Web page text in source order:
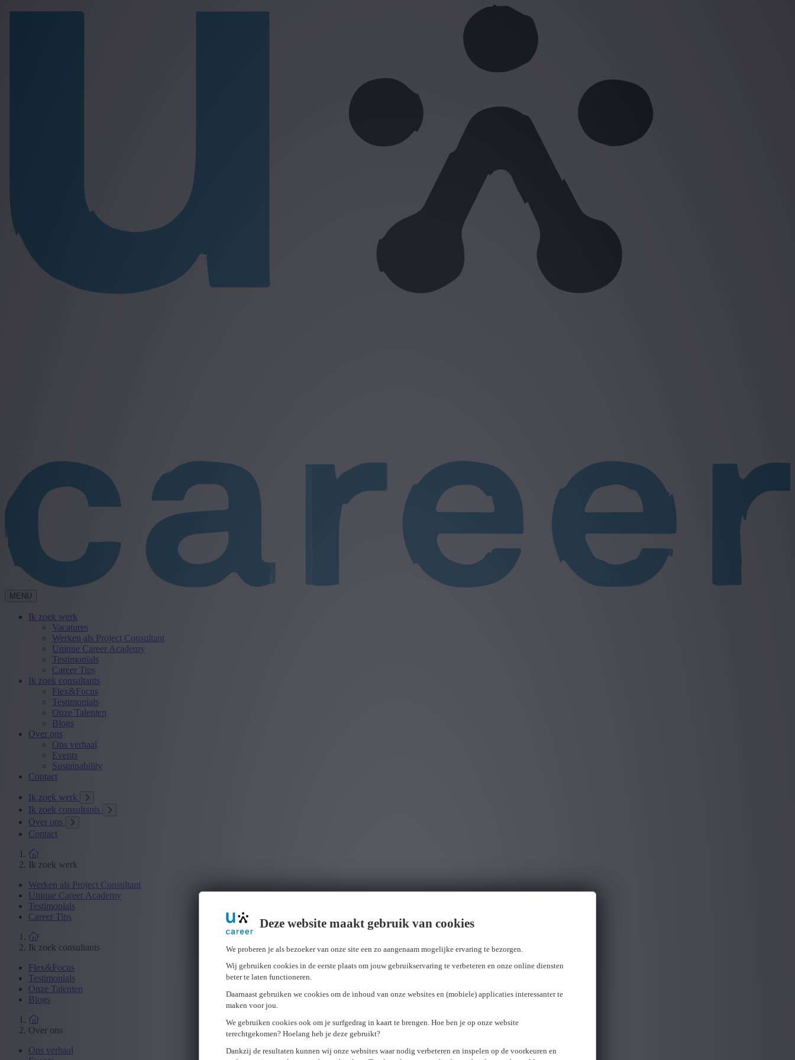
Deze website maakt gebruik van cookies
We proberen je als bezoeker van onze site een zo aangenaam mogelijke ervaring te bezorgen.
Wij gebruiken cookies in de eerste plaats om jouw gebruikservaring te verbeteren en onze online diensten
beter te laten functioneren.
Daarnaast gebruiken we cookies om de inhoud van onze websites en (mobiele) applicaties interessanter te
maken voor jou.
We gebruiken cookies ook om je surfgedrag in kaart te brengen. Hoe ben je op onze website
terechtgekomen? Hoelang heb je deze gebruikt?
Dankzij de resultaten kunnen wij onze websites waar nodig verbeteren en inspelen op de voorkeuren en
MENU
Ik zoek werk
Vacatures
Werken als Project Consultant
Unique Career Academy
Testimonials
Career Tips
Ik zoek consultants
Flex&Focus
Testimonials
Onze Talenten
Blogs
Over ons
Ons verhaal
Events
Sustainability
Contact
Ik zoek werk
Ik zoek consultants
Over ons
Contact
Ik zoek werk
Werken als Project Consultant
Unique Career Academy
Testimonials
Career Tips
Ik zoek consultants
Flex&Focus
Testimonials
Onze Talenten
Blogs
Over ons
Ons verhaal